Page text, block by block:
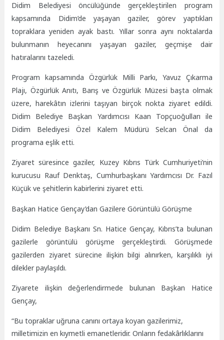
Didim Belediyesi öncülüğünde gerçekleştirilen program
kapsamında Didim’de yaşayan gaziler, görev yaptıkları
topraklara yeniden ayak bastı. Yıllar sonra aynı noktalarda
bulunmanın heyecanını yaşayan gaziler, geçmişe dair
hatıralarını tazeledi.
Program kapsamında Özgürlük Milli Parkı, Yavuz Çıkarma
Plajı, Özgürlük Anıtı, Barış ve Özgürlük Müzesi başta olmak
üzere, harekâtın izlerini taşıyan birçok nokta ziyaret edildi.
Didim Belediye Başkan Yardımcısı Kaan Topçuoğulları ile
Didim Belediyesi Özel Kalem Müdürü Selcan Önal da
programa eşlik etti.
Ziyaret süresince gaziler, Kuzey Kıbrıs Türk Cumhuriyeti’nin
kurucusu Rauf Denktaş, Cumhurbaşkanı Yardımcısı Dr. Fazıl
Küçük ve şehitlerin kabirlerini ziyaret etti.
Başkan Hatice Gençay’dan Gazilere Görüntülü Görüşme
Didim Belediye Başkanı Sn. Hatice Gençay, Kıbrıs’ta bulunan
gazilerle görüntülü görüşme gerçekleştirdi. Görüşmede
gazilerden ziyaret sürecine ilişkin bilgi alınırken, karşılıklı iyi
dilekler paylaşıldı.
Ziyarete ilişkin değerlendirmede bulunan Başkan Hatice
Gençay,
“Bu topraklar uğruna canını ortaya koyan gazilerimiz,
milletimizin en kıymetli emanetleridir. Onların fedakârlıklarını